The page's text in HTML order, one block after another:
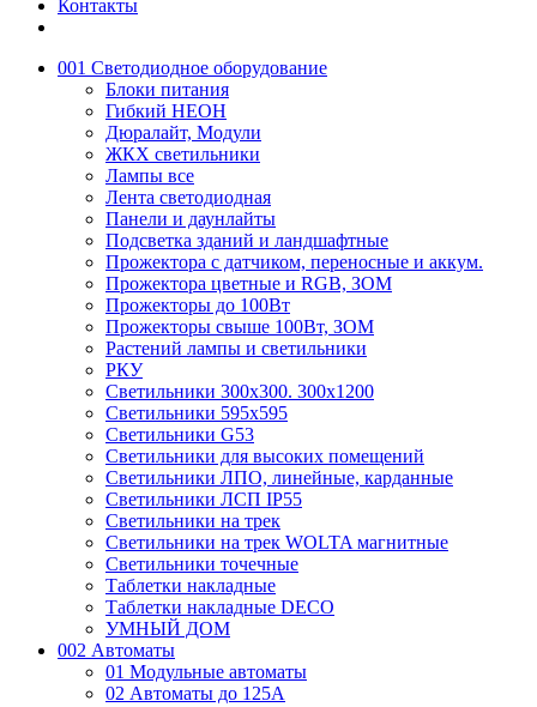
Контакты
001 Светодиодное оборудование
Блоки питания
Гибкий НЕОН
Дюралайт, Модули
ЖКХ светильники
Лампы все
Лента светодиодная
Панели и даунлайты
Подсветка зданий и ландшафтные
Прожектора с датчиком, переносные и аккум.
Прожектора цветные и RGB, ЗОМ
Прожекторы до 100Вт
Прожекторы свыше 100Вт, ЗОМ
Растений лампы и светильники
РКУ
Светильники 300х300. 300х1200
Светильники 595х595
Светильники G53
Светильники для высоких помещений
Светильники ЛПО, линейные, карданные
Светильники ЛСП IP55
Светильники на трек
Светильники на трек WOLTA магнитные
Светильники точечные
Таблетки накладные
Таблетки накладные DECO
УМНЫЙ ДОМ
002 Автоматы
01 Модульные автоматы
02 Автоматы до 125А